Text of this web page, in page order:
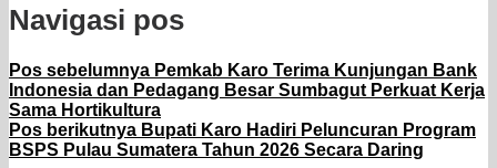
Navigasi pos
Pos sebelumnya Pemkab Karo Terima Kunjungan Bank
Indonesia dan Pedagang Besar Sumbagut Perkuat Kerja
Sama Hortikultura
Pos berikutnya Bupati Karo Hadiri Peluncuran Program
BSPS Pulau Sumatera Tahun 2026 Secara Daring